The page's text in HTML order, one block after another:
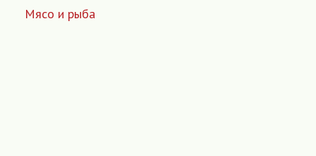
Мясо и рыба